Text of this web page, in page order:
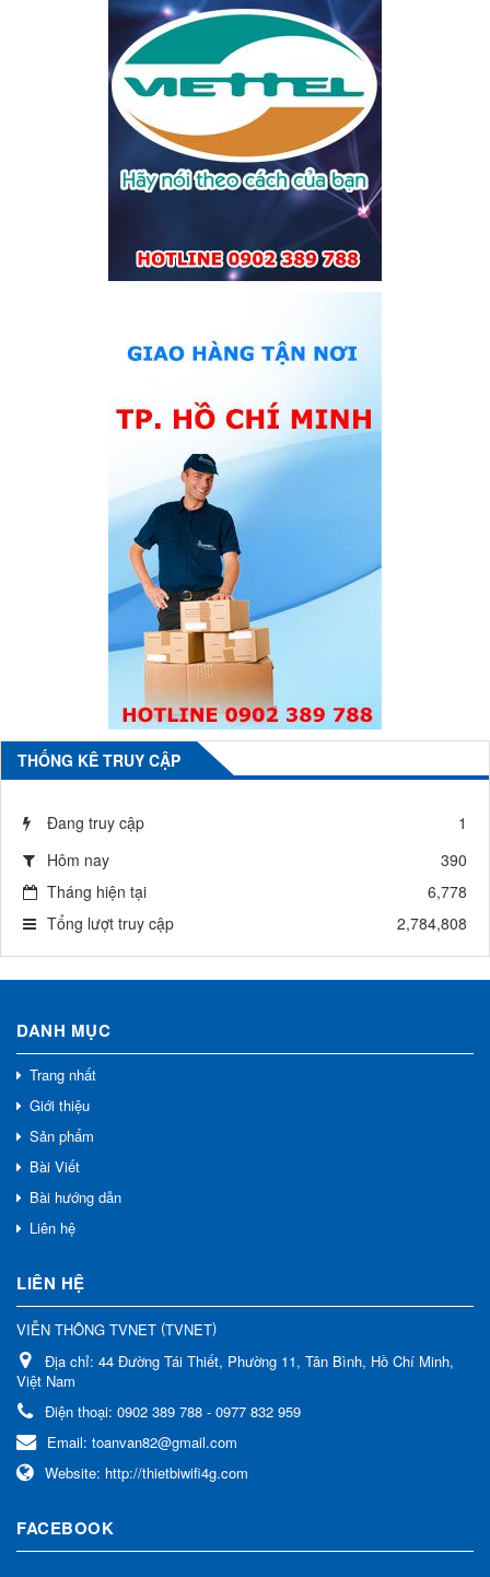
THỐNG KÊ TRUY CẬP
Đang truy cập
1
Hôm nay
390
Tháng hiện tại
6,778
Tổng lượt truy cập
2,784,808
DANH MỤC
Trang nhất
Giới thiệu
Sản phẩm
Bài Viết
Bài hướng dẫn
Liên hệ
LIÊN HỆ
VIỄN THÔNG TVNET (TVNET)
Địa chỉ: 44 Đường Tái Thiết, Phường 11, Tân Bình, Hồ Chí Minh,
Việt Nam
Điện thoại: 0902 389 788 - 0977 832 959
Email: toanvan82@gmail.com
Website: http://thietbiwifi4g.com
FACEBOOK